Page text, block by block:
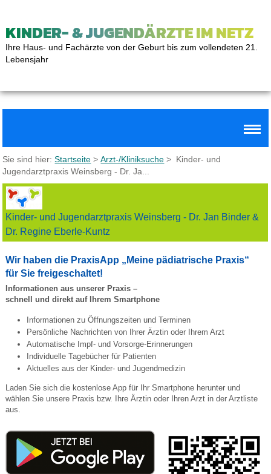
KINDER- & JUGENDÄRZTE IM NETZ
Ihre Haus- und Fachärzte von der Geburt bis zum vollendeten 21.
Lebensjahr
Sie sind hier:Startseite >Arzt-/Kliniksuche > Kinder- und
Jugendarztpraxis Weinsberg - Dr. Ja...
Kinder- und Jugendarztpraxis Weinsberg - Dr. Jan Binder &
Dr. Regine Eberle-Kuntz
Wir haben die PraxisApp „Meine pädiatrische Praxis“
für Sie freigeschaltet!
Informationen aus unserer Praxis –
schnell und direkt auf Ihrem Smartphone
Informationen zu Öffnungszeiten und Terminen
Persönliche Nachrichten von Ihrer Ärztin oder Ihrem Arzt
Automatische Impf- und Vorsorge-Erinnerungen
Individuelle Tagebücher für Patienten
Aktuelles aus der Kinder- und Jugendmedizin
Laden Sie sich die kostenlose App für Ihr Smartphone herunter und
wählen Sie unsere Praxis bzw. Ihre Ärztin oder Ihren Arzt in der Arztliste
aus.